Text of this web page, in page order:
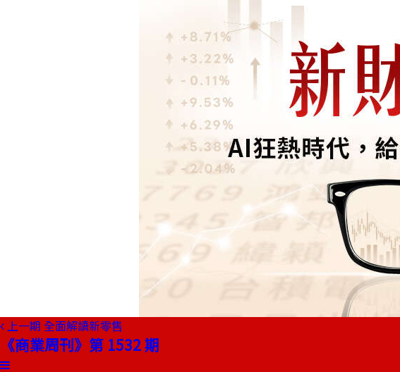
上一期 全面解讀新零售
《商業周刊》第 1532 期